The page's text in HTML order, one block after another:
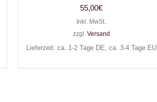
55,00€
Inkl. MwSt.
zzgl. Versand
Lieferzeit: ca. 1-2 Tage DE, ca. 3-4 Tage EU